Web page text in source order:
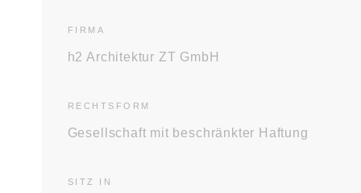
FIRMA
h2 Architektur ZT GmbH
RECHTS­FORM
Gesellschaft mit beschränkter Haftung
SITZ IN